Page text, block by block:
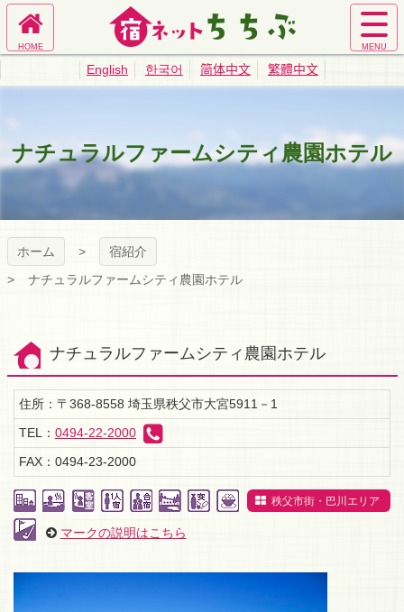
コ
テ
ン
ツ
English 한국어 简体中文 繁體中文
ナチュラルファームシティ農園ホテル
ホーム
宿紹介
ナチュラルファームシティ農園ホテル
ナチュラルファームシティ農園ホテル
住所：〒368-8558 埼玉県秩父市大宮5911－1
TEL： 0494-22-2000
FAX：0494-23-2000
秩父市街・巴川エリア
マークの説明はこちら
宿ネットちち
業協同組合公
ホ
ム
サ
ト
ュ
ー